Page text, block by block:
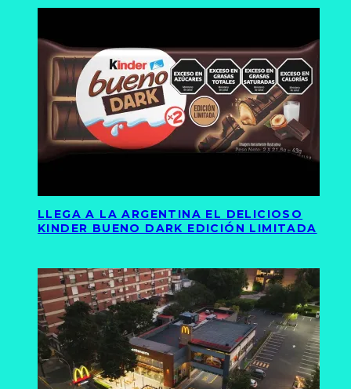
LLEGA A LA ARGENTINA EL DELICIOSO
KINDER BUENO DARK EDICIÓN LIMITADA